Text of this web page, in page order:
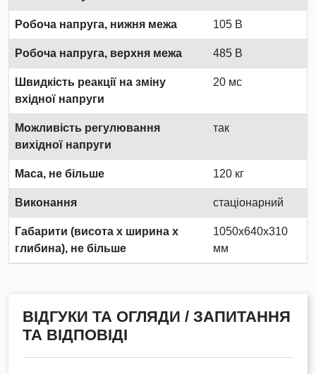
Робоча напруга, нижня межа 105 В
Робоча напруга, верхня межа 485 В
Швидкість реакції на зміну
вхідної напруги
20 мс
Можливість регулювання
вихідної напруги
так
Маса, не більше 120 кг
Виконання стаціонарний
Габарити (висота х ширина х
глибина), не більше
1050x640x310
мм
ВІДГУКИ ТА ОГЛЯДИ / ЗАПИТАННЯ
ТА ВІДПОВІДІ